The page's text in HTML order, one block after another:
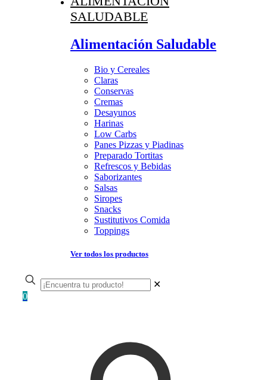
SALUDABLE
Alimentación Saludable
Bio y Cereales
Claras
Conservas
Cremas
Desayunos
Harinas
Low Carbs
Panes Pizzas y Piadinas
Preparado Tortitas
Refrescos y Bebidas
Saborizantes
Salsas
Siropes
Snacks
Sustitutivos Comida
Toppings
Ver todos los productos
✕
0